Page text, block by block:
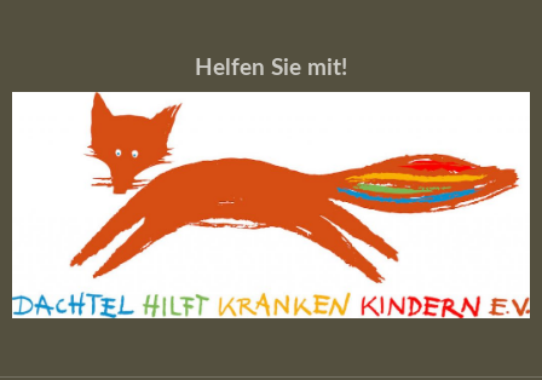
Helfen Sie mit!